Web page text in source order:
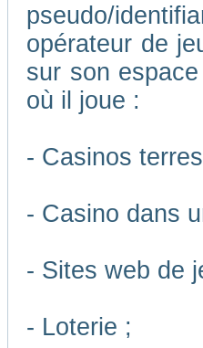
pseudo/
opérateur de
sur son
où il joue :
- Casinos
- Casino dans
- Sites web de
- Loterie ;